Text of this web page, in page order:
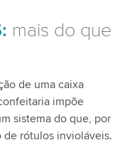
mais do que
de uma caixa
impõe
sistema do que, por
de rótulos invioláveis.